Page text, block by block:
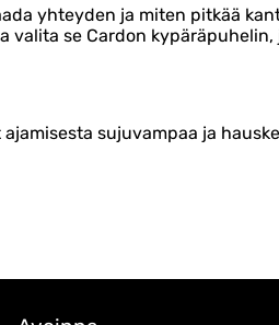
yhteyden ja miten pitkää
se Cardon
sujuvampaa ja